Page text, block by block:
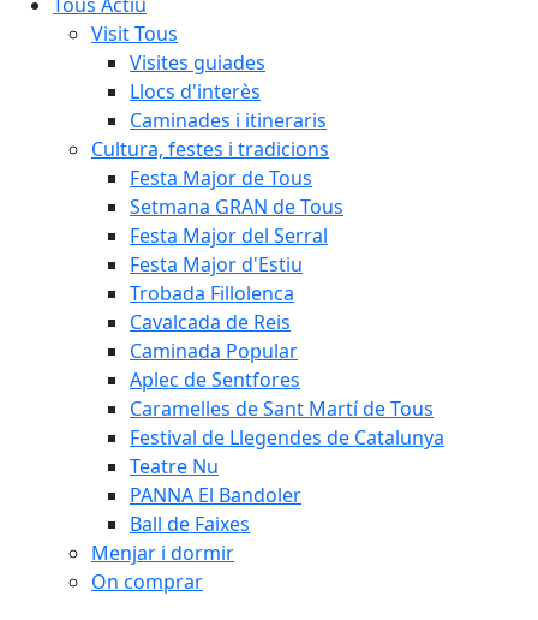
Visit Tous
Visites guiades
Llocs d'interès
Caminades i itineraris
Cultura, festes i tradicions
Festa Major de Tous
Setmana GRAN de Tous
Festa Major del Serral
Festa Major d'Estiu
Trobada Fillolenca
Cavalcada de Reis
Caminada Popular
Aplec de Sentfores
Caramelles de Sant Martí de Tous
Festival de Llegendes de Catalunya
Teatre Nu
PANNA El Bandoler
Ball de Faixes
Menjar i dormir
On comprar